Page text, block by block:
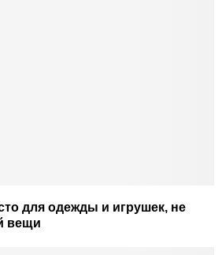
для одежды и игрушек, не
вещи